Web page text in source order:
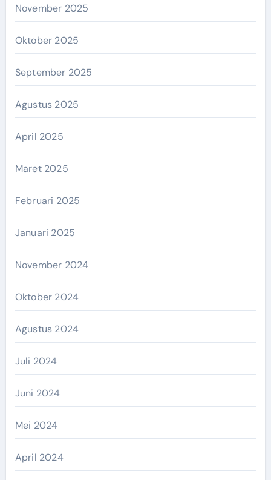
November 2025
Oktober 2025
September 2025
Agustus 2025
April 2025
Maret 2025
Februari 2025
Januari 2025
November 2024
Oktober 2024
Agustus 2024
Juli 2024
Juni 2024
Mei 2024
April 2024